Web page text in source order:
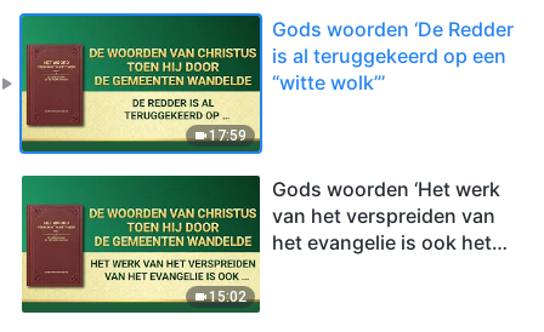
17:59
Gods woorden ‘De Redder
is al teruggekeerd op een
“witte wolk”’
15:02
Gods woorden ‘Het werk
van het verspreiden van
het evangelie is ook het